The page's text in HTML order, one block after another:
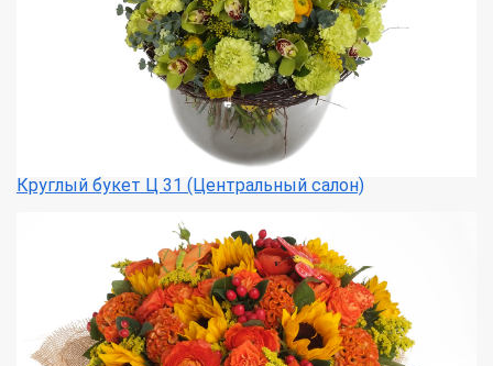
Круглый букет Ц 31 (Центральный салон)